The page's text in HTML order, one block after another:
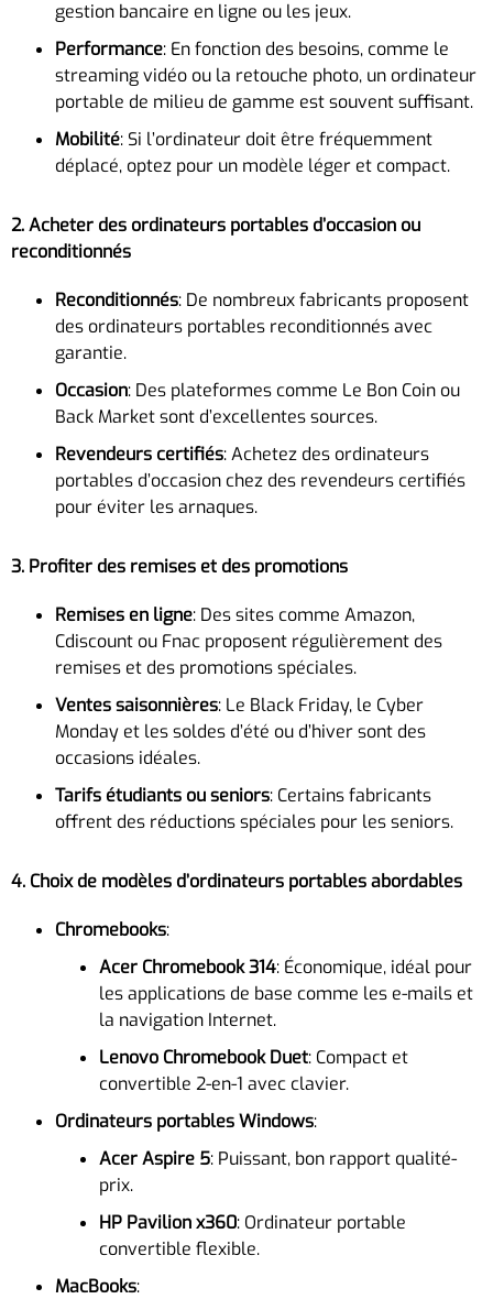
gestion bancaire en ligne ou les jeux.
Performance: En fonction des besoins, comme le
streaming vidéo ou la retouche photo, un ordinateur
portable de milieu de gamme est souvent suffisant.
Mobilité: Si l’ordinateur doit être fréquemment
déplacé, optez pour un modèle léger et compact.
2. Acheter des ordinateurs portables d’occasion ou
reconditionnés
Reconditionnés: De nombreux fabricants proposent
des ordinateurs portables reconditionnés avec
garantie.
Occasion: Des plateformes comme Le Bon Coin ou
Back Market sont d’excellentes sources.
Revendeurs certifiés: Achetez des ordinateurs
portables d’occasion chez des revendeurs certifiés
pour éviter les arnaques.
3. Profiter des remises et des promotions
Remises en ligne: Des sites comme Amazon,
Cdiscount ou Fnac proposent régulièrement des
remises et des promotions spéciales.
Ventes saisonnières: Le Black Friday, le Cyber
Monday et les soldes d’été ou d’hiver sont des
occasions idéales.
Tarifs étudiants ou seniors: Certains fabricants
offrent des réductions spéciales pour les seniors.
4. Choix de modèles d’ordinateurs portables abordables
Chromebooks:
Acer Chromebook 314: Économique, idéal pour
les applications de base comme les e-mails et
la navigation Internet.
Lenovo Chromebook Duet: Compact et
convertible 2-en-1 avec clavier.
Ordinateurs portables Windows:
Acer Aspire 5: Puissant, bon rapport qualité-
prix.
HP Pavilion x360: Ordinateur portable
convertible flexible.
MacBooks: